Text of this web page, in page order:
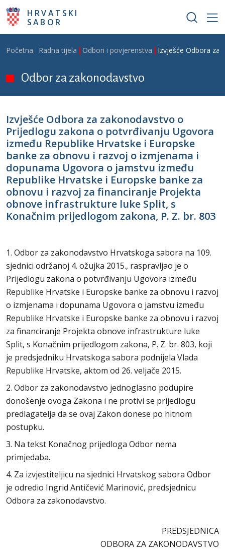
Skoči na glavni sadržaj
HRVATSKI
SABOR
Breadcrumb
Početna Radna tijela Odbori i povjerenstva Izvješće Odbora za
Odbor za zakonodavstvo
Izvješće Odbora za zakonodavstvo o
Prijedlogu zakona o potvrđivanju Ugovora
između Republike Hrvatske i Europske
banke za obnovu i razvoj o izmjenama i
dopunama Ugovora o jamstvu između
Republike Hrvatske i Europske banke za
obnovu i razvoj za financiranje Projekta
obnove infrastrukture luke Split, s
Konačnim prijedlogom zakona, P. Z. br. 803
1. Odbor za zakonodavstvo Hrvatskoga sabora na 109.
sjednici održanoj 4. ožujka 2015., raspravljao je o
Prijedlogu zakona o potvrđivanju Ugovora između
Republike Hrvatske i Europske banke za obnovu i razvoj
o izmjenama i dopunama Ugovora o jamstvu između
Republike Hrvatske i Europske banke za obnovu i razvoj
za financiranje Projekta obnove infrastrukture luke
Split, s Konačnim prijedlogom zakona, P. Z. br. 803, koji
je predsjedniku Hrvatskoga sabora podnijela Vlada
Republike Hrvatske, aktom od 26. veljače 2015.
2. Odbor za zakonodavstvo jednoglasno podupire
donošenje ovoga Zakona i ne protivi se prijedlogu
predlagatelja da se ovaj Zakon donese po hitnom
postupku.
3. Na tekst Konačnog prijedloga Odbor nema
primjedaba.
4. Za izvjestiteljicu na sjednici Hrvatskog sabora Odbor
je odredio Ingrid Antičević Marinović, predsjednicu
Odbora za zakonodavstvo.
PREDSJEDNICA
ODBORA ZA ZAKONODAVSTVO